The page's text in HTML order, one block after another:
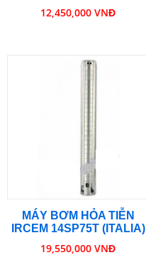
12,450,000 VNĐ
MÁY BƠM HỎA TIỄN
IRCEM 14SP75T (ITALIA)
19,550,000 VNĐ